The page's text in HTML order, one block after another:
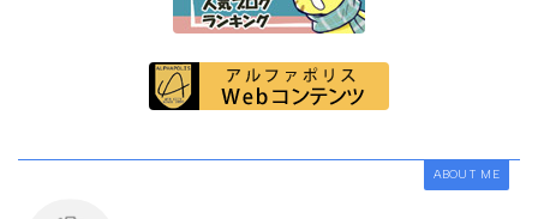
ABOUT ME